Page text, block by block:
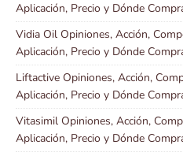
Aplicación, Precio y Dónde
Vidia Oil Opiniones, Acción,
Aplicación, Precio y Dónde
Liftactive Opiniones, Acción,
Aplicación, Precio y Dónde
Vitasimil Opiniones, Acción,
Aplicación, Precio y Dónde